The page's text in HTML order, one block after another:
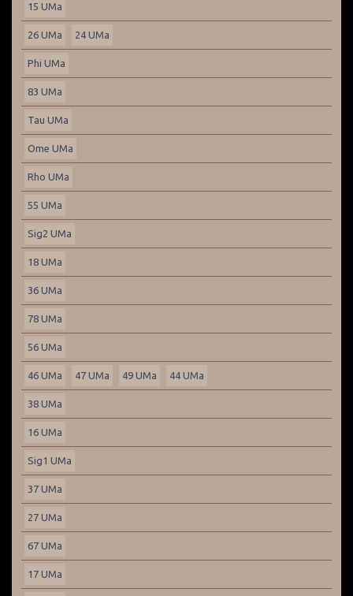
15 UMa
26 UMa 24 UMa
Phi UMa
83 UMa
Tau UMa
Ome UMa
Rho UMa
55 UMa
Sig2 UMa
18 UMa
36 UMa
78 UMa
56 UMa
46 UMa 47 UMa 49 UMa 44 UMa
38 UMa
16 UMa
Sig1 UMa
37 UMa
27 UMa
67 UMa
17 UMa